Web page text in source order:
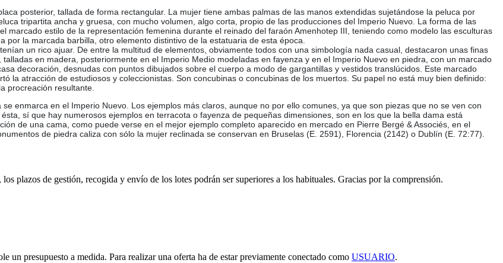
posterior, tallada de forma rectangular. La mujer tiene ambas palmas de las manos extendidas sujetándose la peluca por
tripartita ancha y gruesa, con mucho volumen, algo corta, propio de las producciones del Imperio Nuevo. La forma de las
marcado estilo de la representación femenina durante el reinado del faraón Amenhotep III, teniendo como modelo las esculturas
la marcada barbilla, otro elemento distintivo de la estatuaria de esta época.
un rico ajuar. De entre la multitud de elementos, obviamente todos con una simbología nada casual, destacaron unas finas
en madera, posteriormente en el Imperio Medio modeladas en fayenza y en el Imperio Nuevo en piedra, con un marcado
decoración, desnudas con puntos dibujados sobre el cuerpo a modo de gargantillas y vestidos translúcidos. Este marcado
la atracción de estudiosos y coleccionistas. Son concubinas o concubinas de los muertos. Su papel no está muy bien definido:
procreación resultante.
enmarca en el Imperio Nuevo. Los ejemplos más claros, aunque no por ello comunes, ya que son piezas que no se ven con
sí que hay numerosos ejemplos en terracota o fayenza de pequeñas dimensiones, son en los que la bella dama está
de una cama, como puede verse en el mejor ejemplo completo aparecido en mercado en Pierre Bergé & Associés, en el
de piedra caliza con sólo la mujer reclinada se conservan en Bruselas (E. 2591), Florencia (2142) o Dublín (E. 72:77).
plazos de gestión, recogida y envío de los lotes podrán ser superiores a los habituales. Gracias por la comprensión.
un presupuesto a medida. Para realizar una oferta ha de estar previamente conectado como USUARIO.